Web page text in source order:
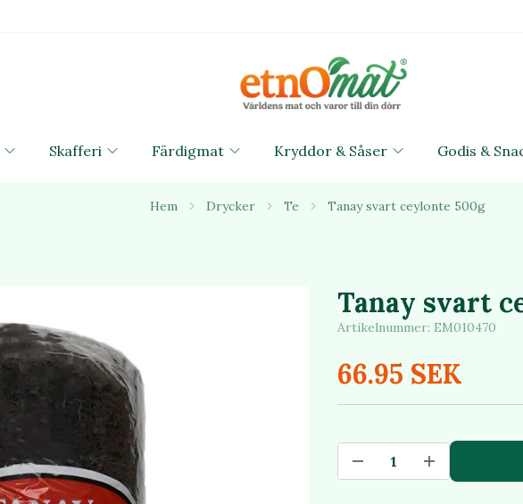
Skafferi Färdigmat Kryddor & Såser Godis &
Hem Drycker Te Tanay svart ceylonte 500g
Tanay svart
Artikelnummer: EM010470
66.95 SEK